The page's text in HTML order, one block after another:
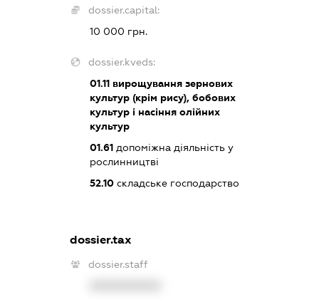
dossier.capital:
10 000 грн.
dossier.kveds:
01.11вирощування зернових
культур (крім рису), бобових
культур і насіння олійних
культур
01.61допоміжна діяльність у
рослинництві
52.10складське господарство
dossier.tax
dossier.staff